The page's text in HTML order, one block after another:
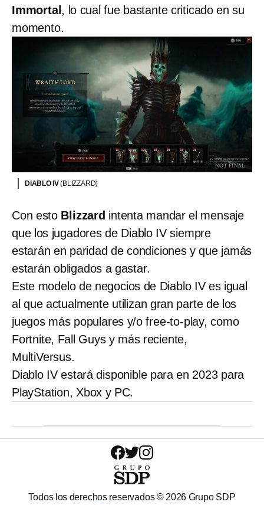
Immortal , lo cual fue bastante criticado en su
momento.
DIABLO IV(BLIZZARD)
Con esto Blizzard intenta mandar el mensaje
que los jugadores de Diablo IV siempre
estarán en paridad de condiciones y que jamás
estarán obligados a gastar.
Este modelo de negocios de Diablo IV es igual
al que actualmente utilizan gran parte de los
juegos más populares y/o free-to-play, como
Fortnite, Fall Guys y más reciente,
MultiVersus.
Diablo IV estará disponible para en 2023 para
PlayStation, Xbox y PC.
Todos los derechos reservados © 2026 Grupo SDP